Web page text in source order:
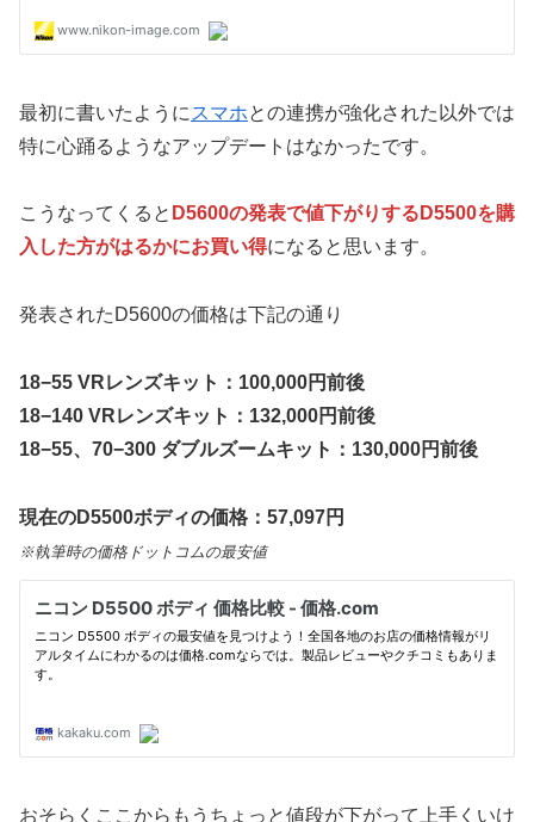
最初に書いたように スマホとの連携が強化された以外では
特に心踊るようなアップデートはなかったです。
こうなってくると D5600の発表で値下がりするD5500を購
入した方がはるかにお買い得になると思います。
発表されたD5600の価格は下記の通り
18−55 VRレンズキット：100,000円前後
18−140 VRレンズキット：132,000円前後
18−55、70−300 ダブルズームキット：130,000円前後
現在のD5500ボディの価格：57,097円
※執筆時の価格ドットコムの最安値
おそらくここからもうちょっと値段が下がって上手くいけ